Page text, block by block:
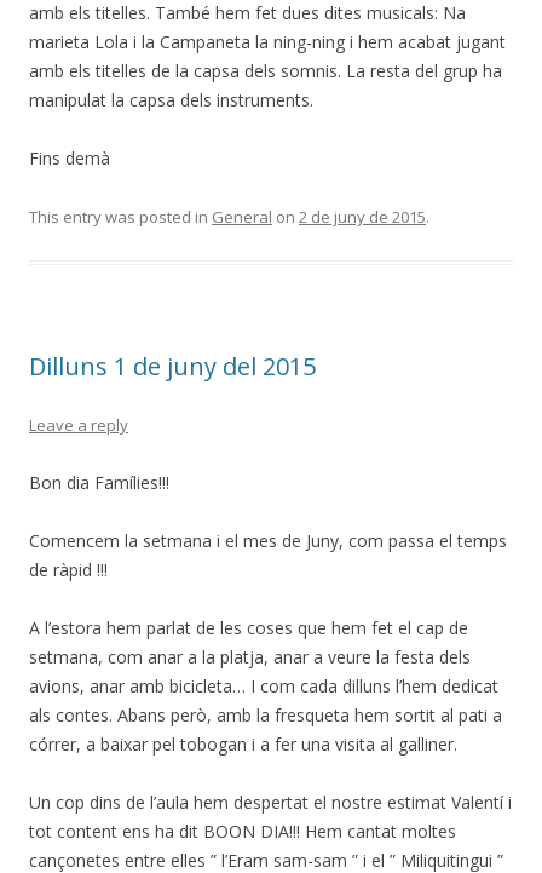
amb els titelles. També hem fet dues dites musicals: Na
marieta Lola i la Campaneta la ning-ning i hem acabat jugant
amb els titelles de la capsa dels somnis. La resta del grup ha
manipulat la capsa dels instruments.
Fins demà
This entry was posted in General on 2 de juny de 2015.
Dilluns 1 de juny del 2015
Leave a reply
Bon dia Famílies!!!
Comencem la setmana i el mes de Juny, com passa el temps
de ràpid !!!
A l’estora hem parlat de les coses que hem fet el cap de
setmana, com anar a la platja, anar a veure la festa dels
avions, anar amb bicicleta… I com cada dilluns l’hem dedicat
als contes. Abans però, amb la fresqueta hem sortit al pati a
córrer, a baixar pel tobogan i a fer una visita al galliner.
Un cop dins de l’aula hem despertat el nostre estimat Valentí i
tot content ens ha dit BOON DIA!!! Hem cantat moltes
cançonetes entre elles ” l’Eram sam-sam ” i el ” Miliquitingui ”